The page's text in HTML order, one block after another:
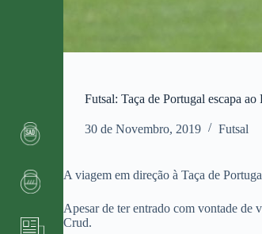
Futsal: Taça de Portugal escapa
30 de Novembro, 2019 Futsal
A viagem em direção à Taça de
Apesar de ter entrado com vontade de
Crud.